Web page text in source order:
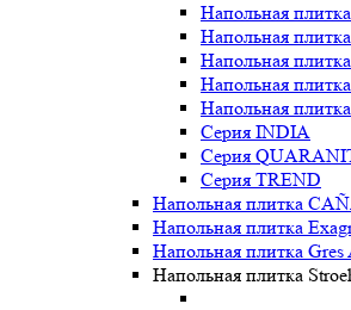
Напольная
Напольная
Напольная
Напольная
Напольная
Серия INDIA
Серия
Серия TREND
Напольная плитка
Напольная плитка
Напольная плитка Gres
Напольная плитка